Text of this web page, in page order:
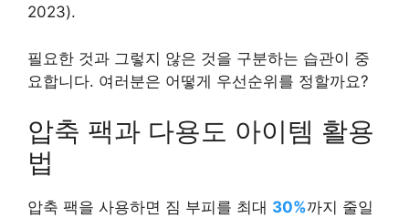
2023).
필요한 것과 그렇지 않은 것을 구분하는 습관이 중
요합니다. 여러분은 어떻게 우선순위를 정할까요?
압축 팩과 다용도 아이템 활용
법
압축 팩을 사용하면 짐 부피를 최대 30%까지 줄일